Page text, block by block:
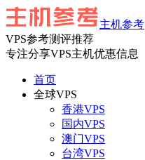
主机参考
VPS参考测评推荐
专注分享VPS主机优惠信息
首页
全球VPS
香港VPS
国内VPS
澳门VPS
台湾VPS